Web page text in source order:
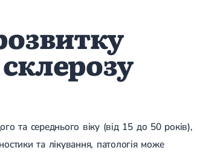
та середнього віку (від 15 до 50 років),
та лікування, патологія може